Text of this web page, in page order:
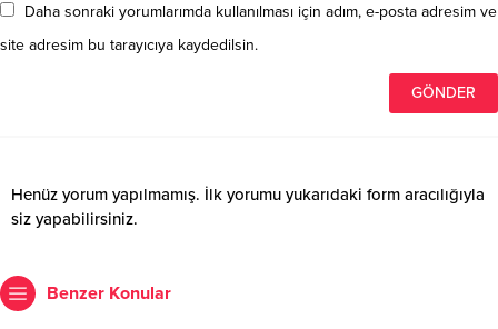
Daha sonraki yorumlarımda kullanılması için adım, e-posta adresim ve
site adresim bu tarayıcıya kaydedilsin.
Henüz yorum yapılmamış. İlk yorumu yukarıdaki form aracılığıyla
siz yapabilirsiniz.
Benzer Konular